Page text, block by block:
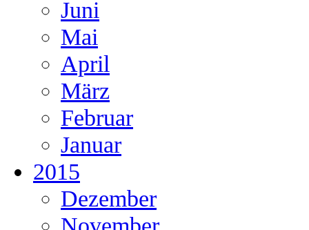
Juni
Mai
April
März
Februar
Januar
2015
Dezember